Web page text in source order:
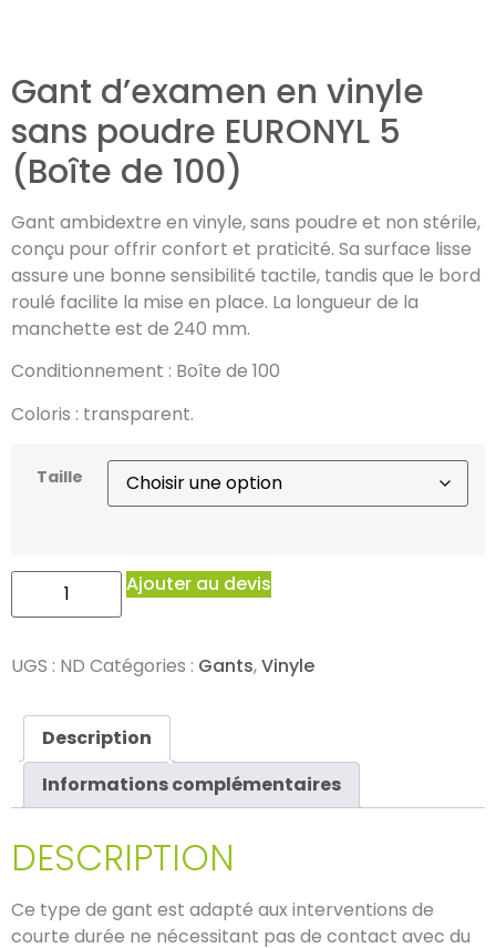
Gant d’examen en vinyle
sans poudre EURONYL 5
(Boîte de 100)
Gant ambidextre en vinyle, sans poudre et non stérile,
conçu pour offrir confort et praticité. Sa surface lisse
assure une bonne sensibilité tactile, tandis que le bord
roulé facilite la mise en place. La longueur de la
manchette est de 240 mm.
Conditionnement : Boîte de 100
Coloris : transparent.
Taille
Ajouter au devis
UGS : ND Catégories : Gants,Vinyle
Description
Informations complémentaires
DESCRIPTION
Ce type de gant est adapté aux interventions de
courte durée ne nécessitant pas de contact avec du